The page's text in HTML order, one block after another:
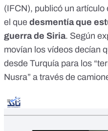
(IFCN), publicó un artículo
el que desmentía que
guerra de Siria. Según
movían los vídeos decían
desde Turquía para los
Nusra” a través de